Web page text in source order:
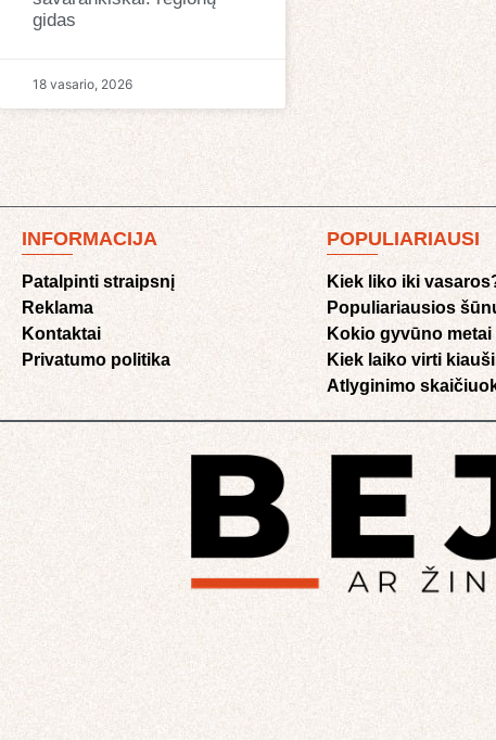
gidas
18 vasario, 2026
INFORMACIJA
Patalpinti straipsnį
Reklama
Kontaktai
Privatumo politika
POPULIARIAUSI
Kiek liko iki
Populiariausios
Kokio gyvūno metai
Kiek laiko virti
Atlyginimo